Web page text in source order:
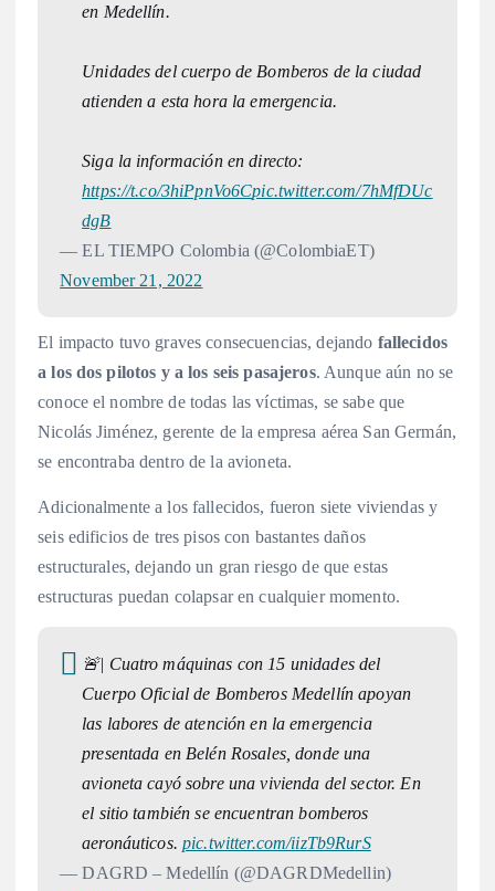
en Medellín.
Unidades del cuerpo de Bomberos de la ciudad
atienden a esta hora la emergencia.
Siga la información en directo:
https://t.co/3hiPpnVo6Cpic.twitter.com/7hMfDUc
dgB
— EL TIEMPO Colombia (@ColombiaET)
November 21, 2022
El impacto tuvo graves consecuencias, dejando fallecidos
a los dos pilotos y a los seis pasajeros. Aunque aún no se
conoce el nombre de todas las víctimas, se sabe que
Nicolás Jiménez, gerente de la empresa aérea San Germán,
se encontraba dentro de la avioneta.
Adicionalmente a los fallecidos, fueron siete viviendas y
seis edificios de tres pisos con bastantes daños
estructurales, dejando un gran riesgo de que estas
estructuras puedan colapsar en cualquier momento.
🚨| Cuatro máquinas con 15 unidades del
Cuerpo Oficial de Bomberos Medellín apoyan
las labores de atención en la emergencia
presentada en Belén Rosales, donde una
avioneta cayó sobre una vivienda del sector. En
el sitio también se encuentran bomberos
aeronáuticos.pic.twitter.com/iizTb9RurS
— DAGRD – Medellín (@DAGRDMedellin)